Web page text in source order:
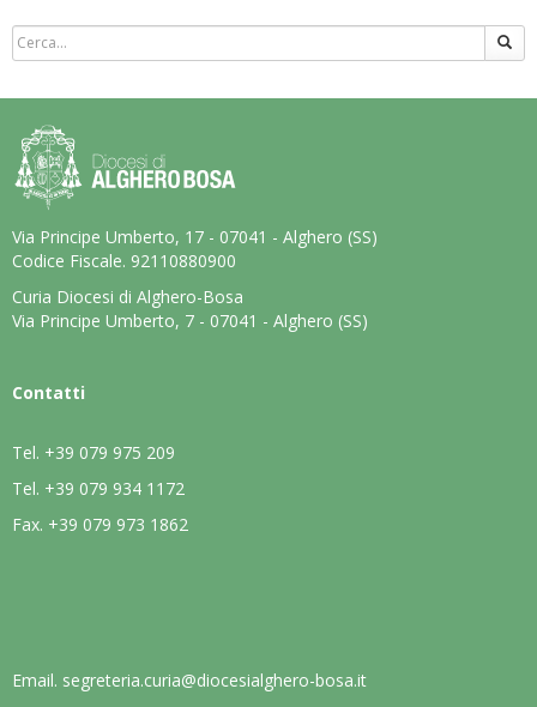
Via Principe Umberto, 17 - 07041 - Alghero (SS)
Codice Fiscale. 92110880900
Curia Diocesi di Alghero-Bosa
Via Principe Umberto, 7 - 07041 - Alghero (SS)
Contatti
Tel. +39 079 975 209
Tel. +39 079 934 1172
Fax. +39 079 973 1862
Email. segreteria.curia@diocesialghero-bosa.it